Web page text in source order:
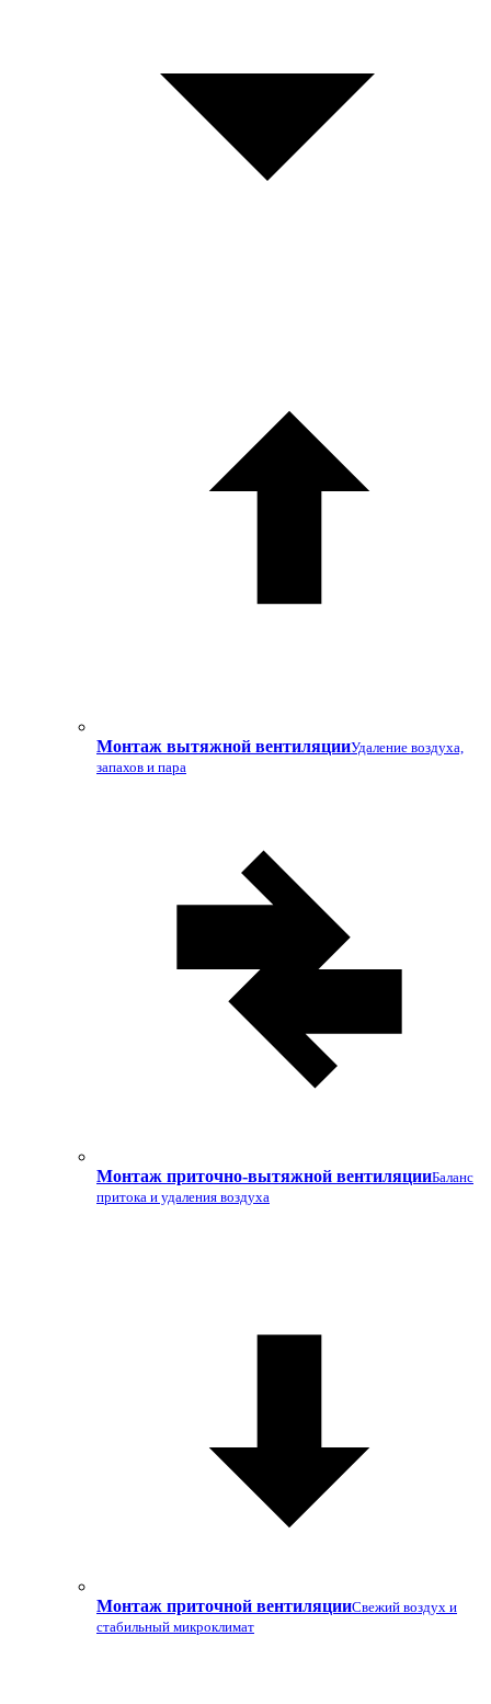
Монтаж вытяжной вентиляцииУдаление воздуха,
запахов и пара
Монтаж приточно-вытяжной вентиляцииБаланс
притока и удаления воздуха
Монтаж приточной вентиляцииСвежий воздух и
стабильный микроклимат